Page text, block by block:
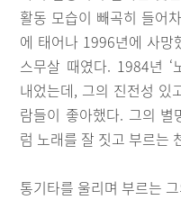
활동 모습이 빼곡히 들어
에 태어나 1996년에 사망
스무살 때였다. 1984년 ‘
내었는데, 그의 진전성 있
람들이 좋아했다. 그의
럼 노래를 잘 짓고 부르는
통기타를 울리며 부르는